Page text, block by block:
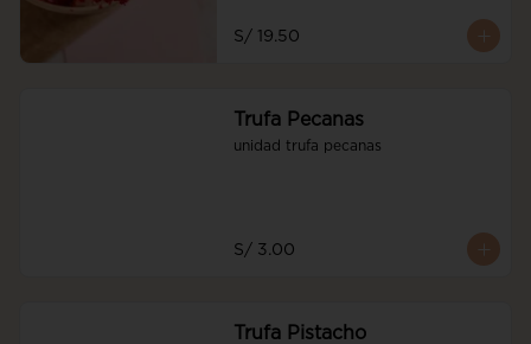
S/ 19.50
Trufa Pecanas
unidad trufa pecanas
S/ 3.00
Trufa Pistacho